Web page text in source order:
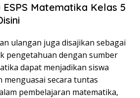
Matematika Kelas 5
ulangan juga disajikan sebagai
pengetahuan dengan sumber
dapat menjadikan siswa
menguasai secara tuntas
pembelajaran matematika,